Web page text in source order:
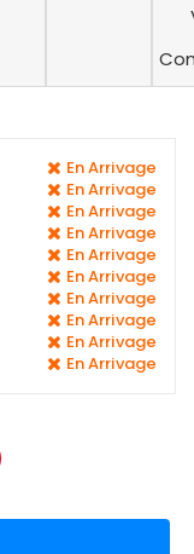
En Arrivage
En Arrivage
En Arrivage
En Arrivage
En Arrivage
En Arrivage
En Arrivage
En Arrivage
En Arrivage
En Arrivage